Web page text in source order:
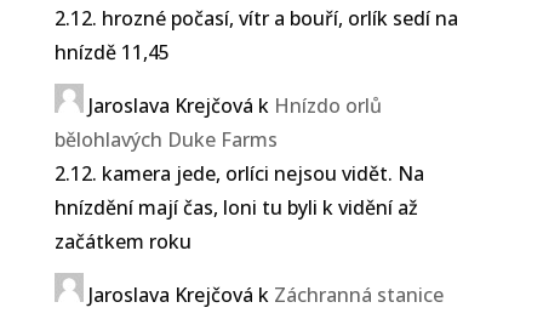
2.12. hrozné počasí, vítr a bouří, orlík sedí na
hnízdě 11,45
Jaroslava Krejčová k Hnízdo orlů
bělohlavých Duke Farms
2.12. kamera jede, orlíci nejsou vidět. Na
hnízdění mají čas, loni tu byli k vidění až
začátkem roku
Jaroslava Krejčová k Záchranná stanice